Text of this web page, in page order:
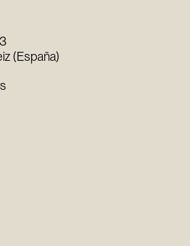
(España)